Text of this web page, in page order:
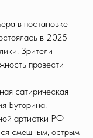
в постановке
в 2025
Зрители
провести
сатирическая
Буторина.
артистки РФ
смешным, острым